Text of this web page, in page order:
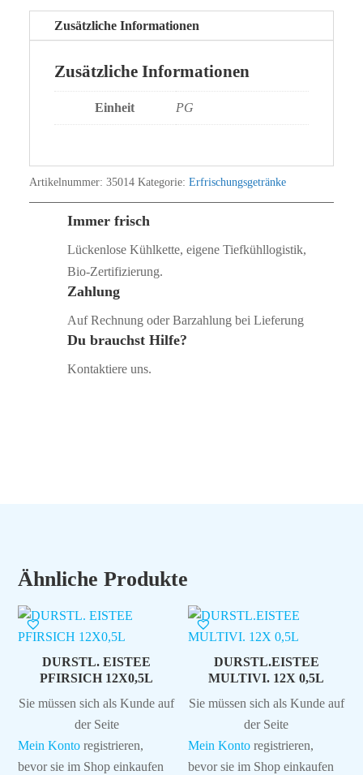
Zusätzliche Informationen
Zusätzliche Informationen
Einheit PG
Artikelnummer: 35014 Kategorie: Erfrischungsgetränke
Immer frisch
Lückenlose Kühlkette, eigene Tiefkühllogistik,
Bio‑Zertifizierung.
Zahlung
Auf Rechnung oder Barzahlung bei Lieferung
Du brauchst Hilfe?
Kontaktiere uns.
Ähnliche Produkte
DURSTL. EISTEE
PFIRSICH 12X0,5L
Sie müssen sich als Kunde auf
der Seite
Mein Konto registrieren,
bevor sie im Shop einkaufen
DURSTL.EISTEE
MULTIVI. 12X 0,5L
Sie müssen sich als Kunde auf
der Seite
Mein Konto registrieren,
bevor sie im Shop einkaufen